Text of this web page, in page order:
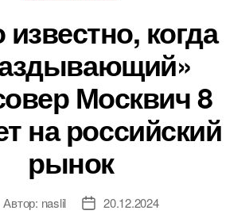
когда
Москвич 8
на российский
рынок
Автор: naslil
Дата20.12.2024